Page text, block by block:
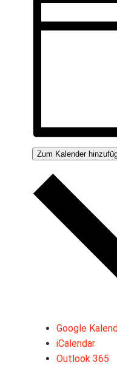
Zum Kalender
Google
iCalendar
Outlook 365